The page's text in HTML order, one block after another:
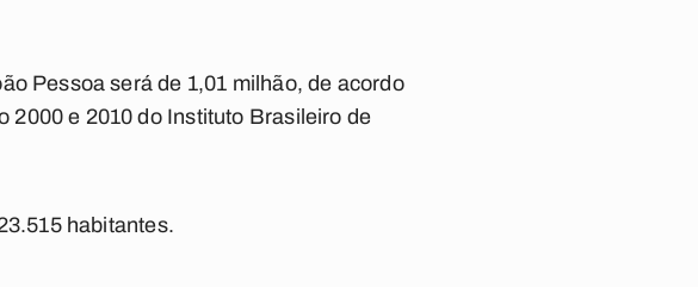
Pessoa será de 1,01 milhão, de acordo
2000 e 2010 do Instituto Brasileiro de
habitantes.